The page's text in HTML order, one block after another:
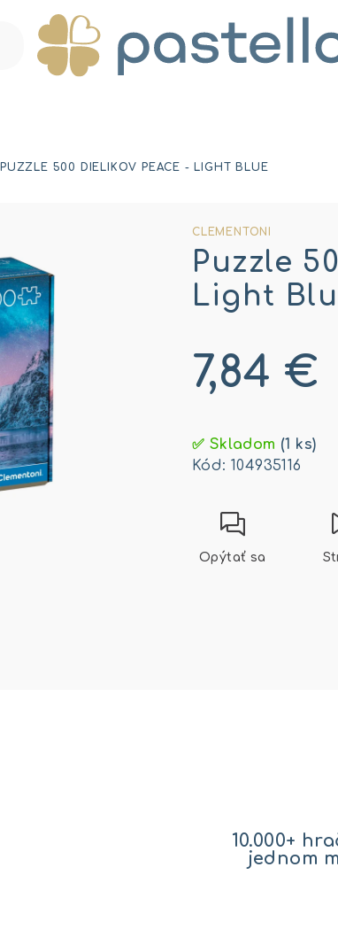
PUZZLE 500 DIELIKOV PEACE - LIGHT BLUE
CLEMENTONI
Puzzle
Light
7,84 €
cena:
✅ Skladom (1 ks)
Kód: 104935116
Opýtať sa
10.000+
jednom